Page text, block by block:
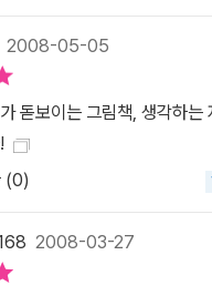
2008-05-05
돋보이는 그림책, 생각하는
(0)
2008-03-27